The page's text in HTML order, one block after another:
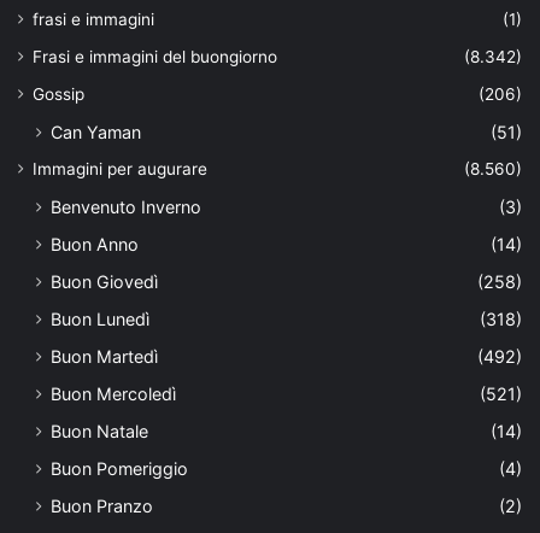
frasi e immagini
(1)
Frasi e immagini del buongiorno
(8.342)
Gossip
(206)
Can Yaman (51)
Immagini per augurare (8.560)
Benvenuto Inverno
(3)
Buon Anno
(14)
Buon Giovedì
(258)
Buon Lunedì
(318)
Buon Martedì
(492)
Buon Mercoledì
(521)
Buon Natale
(14)
Buon Pomeriggio
(4)
Buon Pranzo
(2)